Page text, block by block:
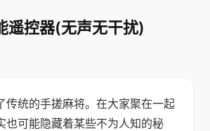
遥控器(无声无干扰)
传统的手搓麻将。在大家聚在一起
也可能隐藏着某些不为人知的秘